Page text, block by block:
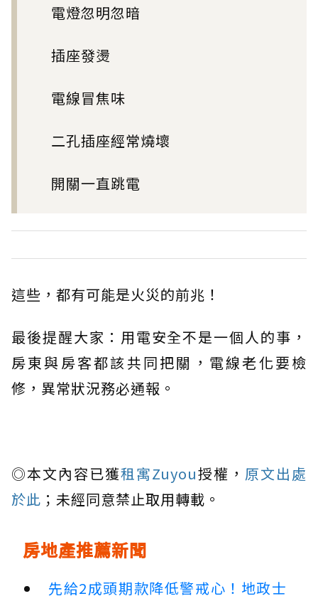
電燈忽明忽暗
插座發燙
電線冒焦味
二孔插座經常燒壞
開關一直跳電
這些，都有可能是火災的前兆！
最後提醒大家：用電安全不是一個人的事，
房東與房客都該共同把關，電線老化要檢
修，異常狀況務必通報。
◎本文內容已獲租寓Zuyou授權， 原文出處
於此 ；未經同意禁止取用轉載。
房地產推薦新聞
先給2成頭期款降低警戒心！地政士